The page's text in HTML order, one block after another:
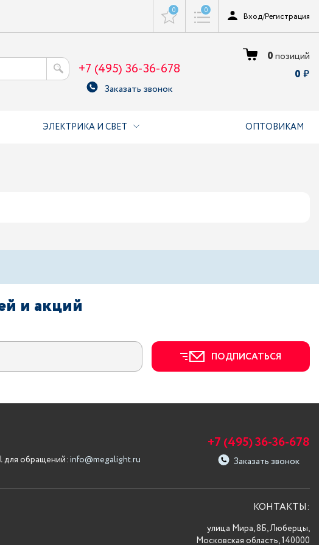
0 0
Вход/Регистрация
+7 (495) 36-36-678
Заказать звонок
0позиций
0
ЭЛЕКТРИКА И СВЕТ ОПТОВИКАМ
и акций
ПОДПИСАТЬСЯ
для обращений: info@megalight.ru
+7 (495) 36-36-678
Заказать звонок
КОНТАКТЫ:
улица Мира, 8Б, Люберцы,
Московская область, 140000